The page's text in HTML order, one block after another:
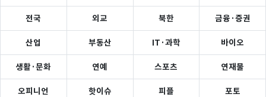
전국 외교 북한 금융·증권
산업 부동산 IT·과학 바이오
생활·문화 연예 스포츠 연재물
오피니언 핫이슈 피플 포토